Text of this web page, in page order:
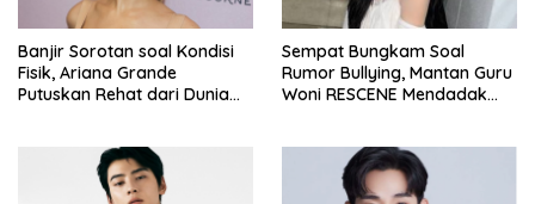
Banjir Sorotan soal Kondisi
Fisik, Ariana Grande
Putuskan Rehat dari Dunia
Sempat Bungkam Soal
Rumor Bullying, Mantan Guru
Woni RESCENE Mendadak